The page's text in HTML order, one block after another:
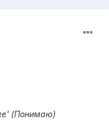
(Понимаю)